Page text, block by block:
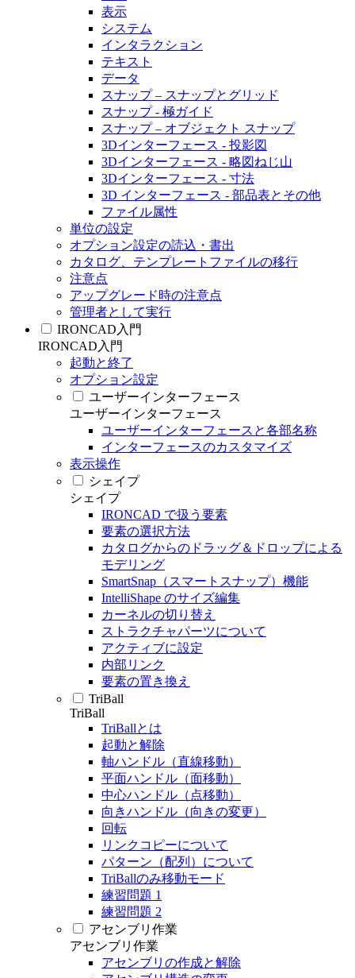
表示
システム
インタラクション
テキスト
データ
スナップ – スナップとグリッド
スナップ - 極ガイド
スナップ – オブジェクト スナップ
3Dインターフェース - 投影図
3Dインターフェース - 略図ねじ山
3Dインターフェース - 寸法
3D インターフェース - 部品表とその他
ファイル属性
単位の設定
オプション設定の読込・書出
カタログ、テンプレートファイルの移行
注意点
アップグレード時の注意点
管理者として実行
IRONCAD入門
IRONCAD入門
起動と終了
オプション設定
ユーザーインターフェース
ユーザーインターフェース
ユーザーインターフェースと各部名称
インターフェースのカスタマイズ
表示操作
シェイプ
シェイプ
IRONCAD で扱う要素
要素の選択方法
カタログからのドラッグ＆ドロップによる
モデリング
SmartSnap（スマートスナップ）機能
IntelliShape のサイズ編集
カーネルの切り替え
ストラクチャパーツについて
アクティブに設定
内部リンク
要素の置き換え
TriBall
TriBall
TriBallとは
起動と解除
軸ハンドル（直線移動）
平面ハンドル（面移動）
中心ハンドル（点移動）
向きハンドル（向きの変更）
回転
リンクコピーについて
パターン（配列）について
TriBallのみ移動モード
練習問題 1
練習問題 2
アセンブリ作業
アセンブリ作業
アセンブリの作成と解除